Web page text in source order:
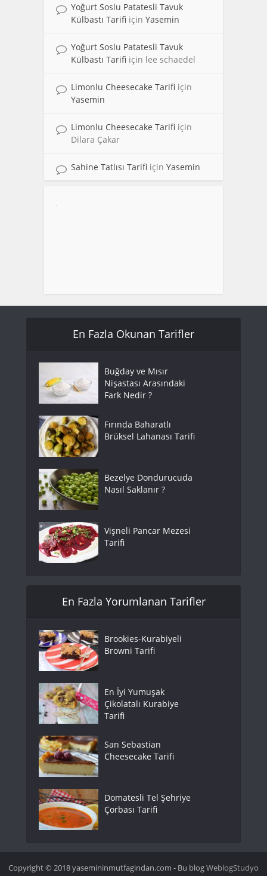
Yoğurt Soslu Patatesli Tavuk
Külbastı Tarifi için Yasemin
Yoğurt Soslu Patatesli Tavuk
Külbastı Tarifi için lee schaedel
Limonlu Cheesecake Tarifi için
Yasemin
Limonlu Cheesecake Tarifi için
Dilara Çakar
Sahine Tatlısı Tarifi için Yasemin
En Fazla Okunan Tarifler
Buğday ve Mısır
Nişastası Arasındaki
Fark Nedir ?
Fırında Baharatlı
Brüksel Lahanası Tarifi
Bezelye Dondurucuda
Nasıl Saklanır ?
Vişneli Pancar Mezesi
Tarifi
En Fazla Yorumlanan Tarifler
Brookies-Kurabiyeli
Browni Tarifi
En İyi Yumuşak
Çikolatalı Kurabiye
Tarifi
San Sebastian
Cheesecake Tarifi
Domatesli Tel Şehriye
Çorbası Tarifi
Copyright © 2018 yasemininmutfagindan.com - Bu blogWeblogStudyo